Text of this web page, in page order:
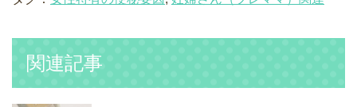
関連記事